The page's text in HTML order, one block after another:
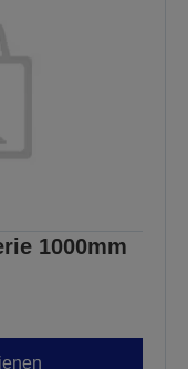
1000mm